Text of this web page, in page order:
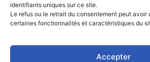
identifiants uniques sur ce site.
Le refus ou le retrait du consentement peut avoir
certaines fonctionnalités et caractéristiques du
Accepter